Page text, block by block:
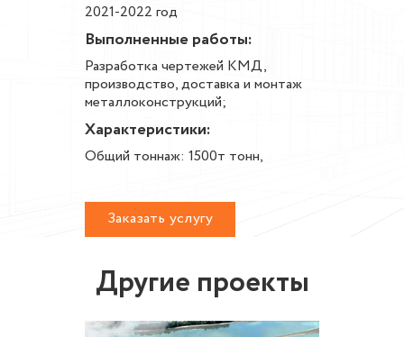
2021-2022 год
Выполненные работы:
Разработка чертежей КМД,
производство, доставка и монтаж
металлоконструкций;
Характеристики:
Общий тоннаж: 1500т тонн,
Заказать услугу
Другие проекты